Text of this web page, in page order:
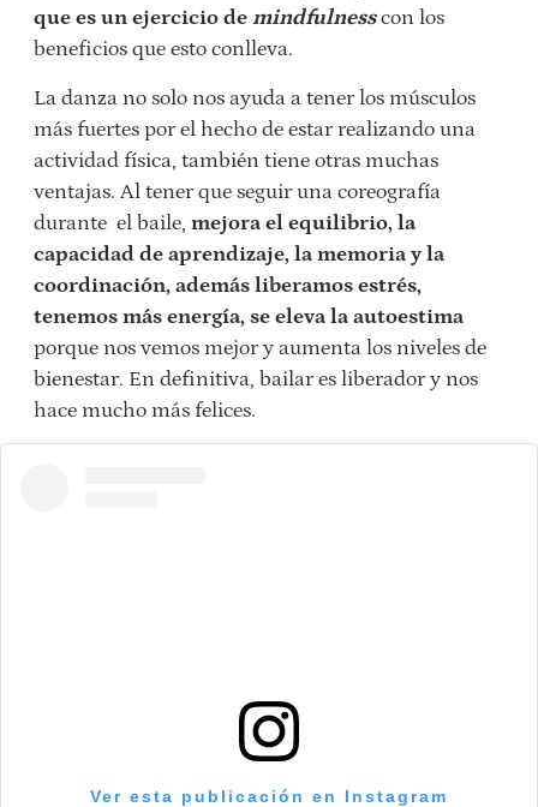
que es un ejercicio de mindfulness con los
beneficios que esto conlleva.
La danza no solo nos ayuda a tener los músculos
más fuertes por el hecho de estar realizando una
actividad física, también tiene otras muchas
ventajas. Al tener que seguir una coreografía
durante el baile, mejora el equilibrio, la
capacidad de aprendizaje, la memoria y la
coordinación, además liberamos estrés,
tenemos más energía, se eleva la autoestima
porque nos vemos mejor y aumenta los niveles de
bienestar. En definitiva, bailar es liberador y nos
hace mucho más felices.
Ver esta publicación en Instagram